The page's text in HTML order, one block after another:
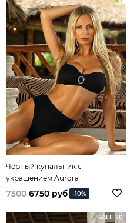
Черный купальник с
украшением Aurora
7500 6750 руб -10%
SALE 20